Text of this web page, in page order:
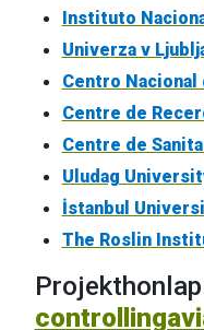
Instituto
Univerza v
Centro
Centre de
Centre de
Uludag
İstanbul
The Roslin